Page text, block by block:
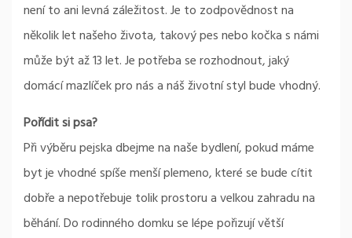
není to ani levná záležitost. Je to zodpovědnost na
několik let našeho života, takový pes nebo kočka s námi
může být až 13 let. Je potřeba se rozhodnout, jaký
domácí mazlíček pro nás a náš životní styl bude vhodný.
Pořídit si psa?
Při výběru pejska dbejme na naše bydlení, pokud máme
byt je vhodné spíše menší plemeno, které se bude cítit
dobře a nepotřebuje tolik prostoru a velkou zahradu na
běhání. Do rodinného domku se lépe pořizují větší